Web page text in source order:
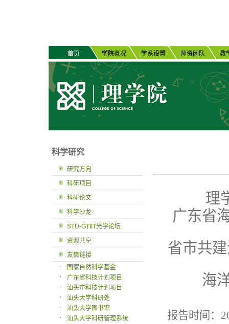
首页 学院概况 学系设置 师资团队 教
科学研究
研究方向
科研项目
科研论文
科学沙龙
STU-GTIIT光学论坛
资源共享
友情链接
国家自然科学基金
广东省科技计划项目
汕头市科技计划项目
汕头大学科研处
汕头大学图书馆
汕头大学科研管理系统
理
广东省
省市共
海
报告时间：